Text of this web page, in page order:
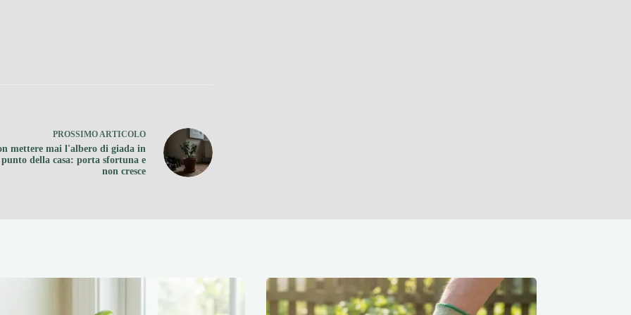
PROSSIMOARTICOLO
mettere mai l'albero di giada in
punto della casa: porta sfortuna e
non cresce